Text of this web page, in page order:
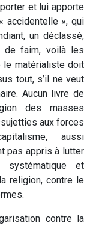
et lui apporte
accidentelle », qui
un déclassé,
de faim, voilà les
le matérialiste doit
tout, s’il ne veut
Aucun livre de
des masses
aux forces
aussi
pas appris à lutter
systématique et
religion, contre le
contre la